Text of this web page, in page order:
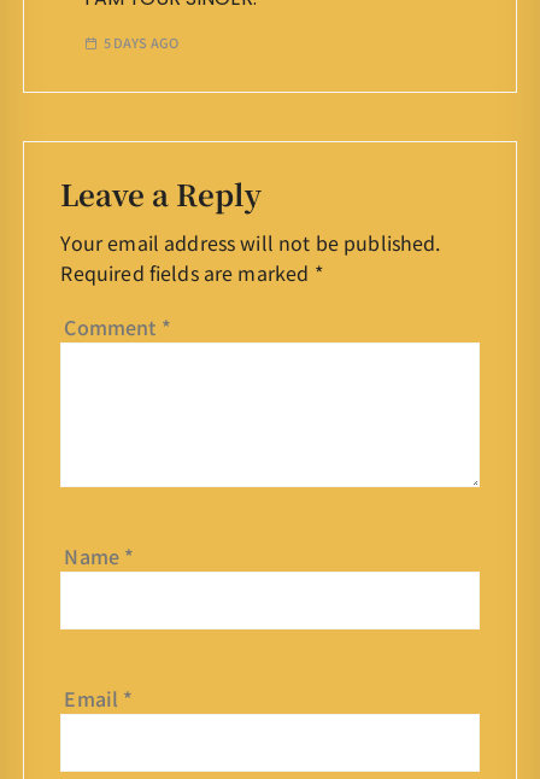
5 DAYS AGO
Leave a Reply
Your email address will not be published.
Required fields are marked *
Comment *
Name *
Email *